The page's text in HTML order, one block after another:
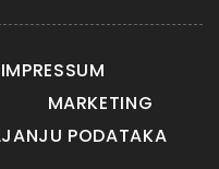
IMPRESSUM
MARKETING
PODATAKA